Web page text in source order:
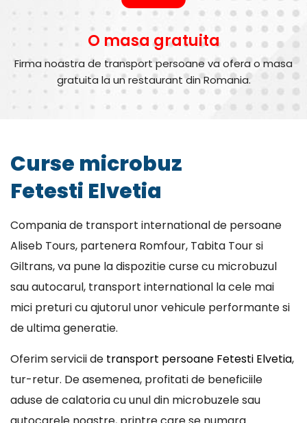
O masa gratuita
Firma noastra de transport persoane va ofera o masa
gratuita la un restaurant din Romania.
Curse microbuz
Fetesti Elvetia
Compania de transport international de persoane
Aliseb Tours, partenera Romfour, Tabita Tour si
Giltrans, va pune la dispozitie curse cu microbuzul
sau autocarul, transport international la cele mai
mici preturi cu ajutorul unor vehicule performante si
de ultima generatie.
Oferim servicii de transport persoane Fetesti Elvetia,
tur-retur. De asemenea, profitati de beneficiile
aduse de calatoria cu unul din microbuzele sau